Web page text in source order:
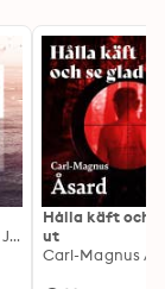
Tanja Christensson, Johnny Apell
Hålla käft och
ut
Carl-Magnus